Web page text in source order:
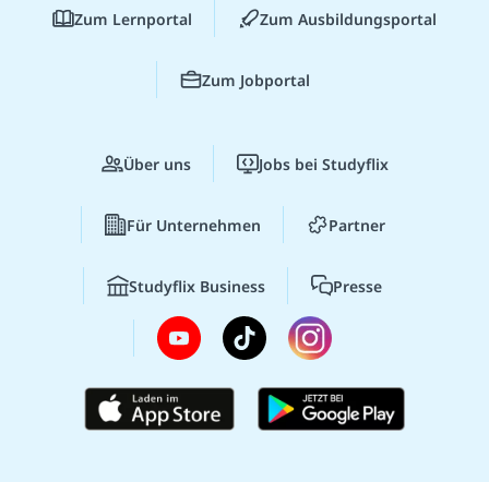
Zum Lernportal Zum Ausbildungsportal
Zum Jobportal
Über uns Jobs bei Studyflix
Für Unternehmen Partner
Studyflix Business Presse